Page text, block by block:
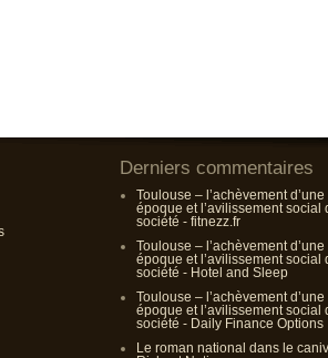
Derniers commentaires
Toulouse – l’achèvement d’une
époque et l’avilissement social
société - fitnezz.fr
Toulouse – l’achèvement d’une
époque et l’avilissement social
société - Hotel and Sleep
Toulouse – l’achèvement d’une
époque et l’avilissement social
société - Daily Finance Options
Le roman national dans le